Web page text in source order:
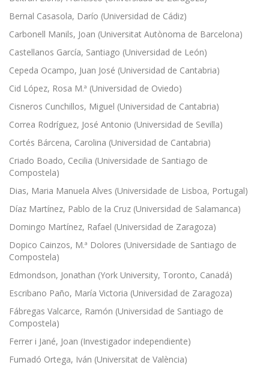
Bernal Casasola, Darío (Universidad de Cádiz)
Carbonell Manils, Joan (Universitat Autònoma de Barcelona)
Castellanos García, Santiago (Universidad de León)
Cepeda Ocampo, Juan José (Universidad de Cantabria)
Cid López, Rosa M.ª (Universidad de Oviedo)
Cisneros Cunchillos, Miguel (Universidad de Cantabria)
Correa Rodríguez, José Antonio (Universidad de Sevilla)
Cortés Bárcena, Carolina (Universidad de Cantabria)
Criado Boado, Cecilia (Universidade de Santiago de
Compostela)
Dias, Maria Manuela Alves (Universidade de Lisboa, Portugal)
Díaz Martínez, Pablo de la Cruz (Universidad de Salamanca)
Domingo Martínez, Rafael (Universidad de Zaragoza)
Dopico Cainzos, M.ª Dolores (Universidade de Santiago de
Compostela)
Edmondson, Jonathan (York University, Toronto, Canadá)
Escribano Paño, María Victoria (Universidad de Zaragoza)
Fábregas Valcarce, Ramón (Universidad de Santiago de
Compostela)
Ferrer i Jané, Joan (Investigador independiente)
Fumadó Ortega, Iván (Universitat de València)